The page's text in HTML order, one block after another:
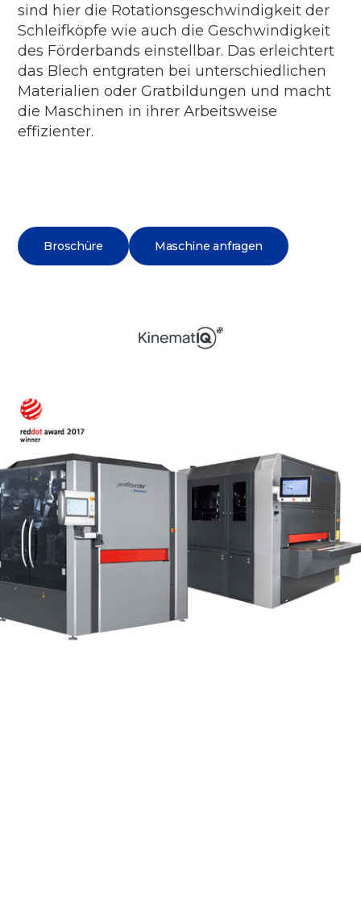
sind hier die Rotationsgeschwindigkeit der
Schleifköpfe wie auch die Geschwindigkeit
des Förderbands einstellbar. Das erleichtert
das Blech entgraten bei unterschiedlichen
Materialien oder Gratbildungen und macht
die Maschinen in ihrer Arbeitsweise
effizienter.
Broschüre Maschine anfragen